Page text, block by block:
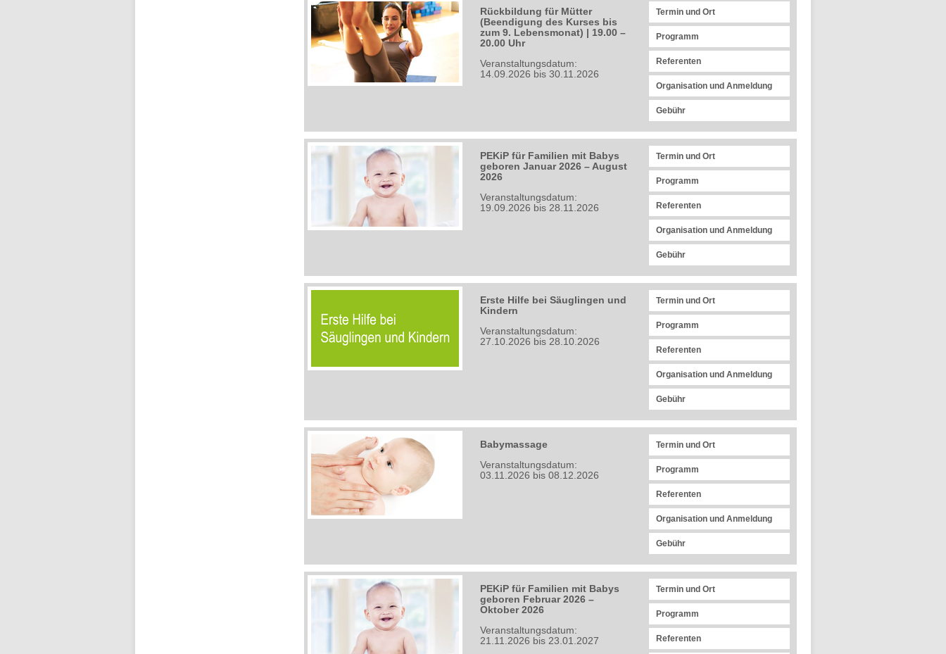
Rückbildung für Mütter
(Beendigung des Kurses bis
zum 9. Lebensmonat) | 19.00 –
20.00 Uhr
Veranstaltungsdatum:
14.09.2026 bis 30.11.2026
Termin und Ort
Programm
Referenten
Organisation und Anmeldung
Gebühr
PEKiP für Familien mit Babys
geboren Januar 2026 – August
2026
Veranstaltungsdatum:
19.09.2026 bis 28.11.2026
Termin und Ort
Programm
Referenten
Organisation und Anmeldung
Gebühr
Erste Hilfe bei Säuglingen und
Kindern
Veranstaltungsdatum:
27.10.2026 bis 28.10.2026
Termin und Ort
Programm
Referenten
Organisation und Anmeldung
Gebühr
Babymassage
Veranstaltungsdatum:
03.11.2026 bis 08.12.2026
Termin und Ort
Programm
Referenten
Organisation und Anmeldung
Gebühr
PEKiP für Familien mit Babys
geboren Februar 2026 –
Oktober 2026
Veranstaltungsdatum:
21.11.2026 bis 23.01.2027
Termin und Ort
Programm
Referenten